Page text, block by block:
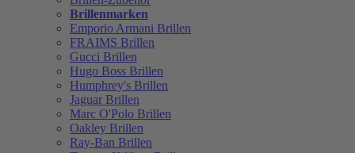
Brillenmarken
Emporio Armani Brillen
FRAIMS Brillen
Gucci Brillen
Hugo Boss Brillen
Humphrey's Brillen
Jaguar Brillen
Marc O'Polo Brillen
Oakley Brillen
Ray-Ban Brillen